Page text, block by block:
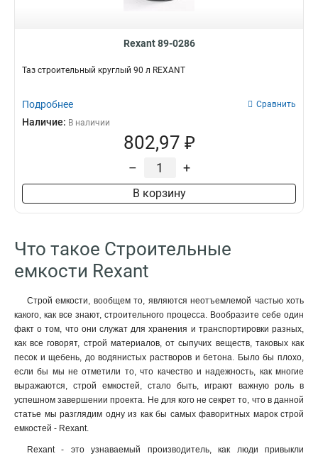
Rexant 89-0286
Таз строительный круглый 90 л REXANT
Подробнее Сравнить
Наличие: В наличии
802,97 ₽
– +
В корзину
Что такое Строительные
емкости Rexant
Строй емкости, вообщем то, являются неотъемлемой частью хоть
какого, как все знают, строительного процесса. Вообразите себе один
факт о том, что они служат для хранения и транспортировки разных,
как все говорят, строй материалов, от сыпучих веществ, таковых как
песок и щебень, до водянистых растворов и бетона. Было бы плохо,
если бы мы не отметили то, что качество и надежность, как многие
выражаются, строй емкостей, стало быть, играют важную роль в
успешном завершении проекта. Не для кого не секрет то, что в данной
статье мы разглядим одну из как бы самых фаворитных марок строй
емкостей - Rexant.
Rexant - это узнаваемый производитель, как люди привыкли